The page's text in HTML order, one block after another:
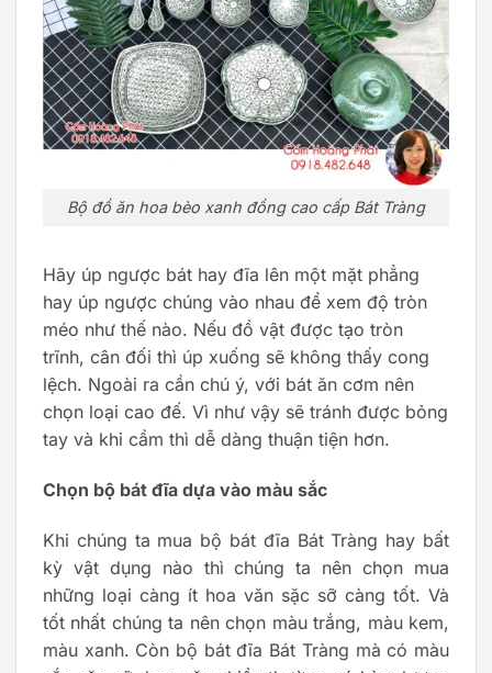
Bộ đồ ăn hoa bèo xanh đồng cao cấp Bát Tràng
Hãy úp ngược bát hay đĩa lên một mặt phẳng
hay úp ngược chúng vào nhau để xem độ tròn
méo như thế nào. Nếu đồ vật được tạo tròn
trĩnh, cân đối thì úp xuống sẽ không thấy cong
lệch. Ngoài ra cần chú ý, với bát ăn cơm nên
chọn loại cao đế. Vì như vậy sẽ tránh được bỏng
tay và khi cầm thì dễ dàng thuận tiện hơn.
Chọn bộ bát đĩa dựa vào màu sắc
Khi chúng ta mua bộ bát đĩa Bát Tràng hay bất
kỳ vật dụng nào thì chúng ta nên chọn mua
những loại càng ít hoa văn sặc sỡ càng tốt. Và
tốt nhất chúng ta nên chọn màu trắng, màu kem,
màu xanh. Còn bộ bát đĩa Bát Tràng mà có màu